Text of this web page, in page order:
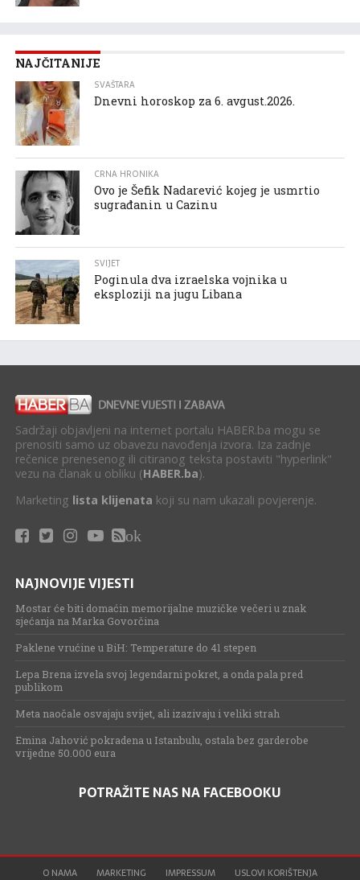
NAJČITANIJE
SVAŠTARA
Dnevni horoskop za 6. avgust.2026.
CRNA HRONIKA
Ovo je Šefik Nadarević kojeg je usmrtio
sugrađanin u Cazinu
SVIJET
Poginula dva izraelska vojnika u
eksploziji na jugu Libana
Sadržaji objavljeni na internet portalu HABER.ba mogu se
prenositi samo uz obavezu navođenja izvora. Iza zadnje
rečenice prenesenog ili citiranog teksta postaviti "hyperlink"
vezu na članak u obliku (HABER.ba).
Marketing lista klijenata koji su nam ukazali povjerenje.
ok
NAJNOVIJE VIJESTI
Mostar će biti domaćin memorijalne muzičke večeri u znak
sjećanja na Marka Govorčina
Paklene vrućine u BiH: Temperature do 41 stepen
Lepa Brena izvela svoj legendarni pokret, a onda pala pred
publikom
Meta naočale osvajaju svijet, ali izazivaju i veliki strah
Emina Jahović pokradena u Istanbulu, ostala bez garderobe
vrijedne 50.000 eura
POTRAŽITE NAS NA FACEBOOKU
O NAMA MARKETING IMPRESSUM USLOVI KORIŠTENJA